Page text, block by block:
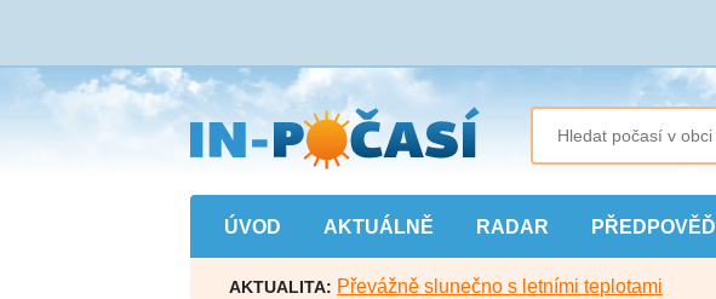
Přejít
na
hlavní
obsah
ÚVOD AKTUÁLNĚ RADAR PŘEDPOVĚĎ
AKTUALITA: Převážně slunečno s letními teplotami